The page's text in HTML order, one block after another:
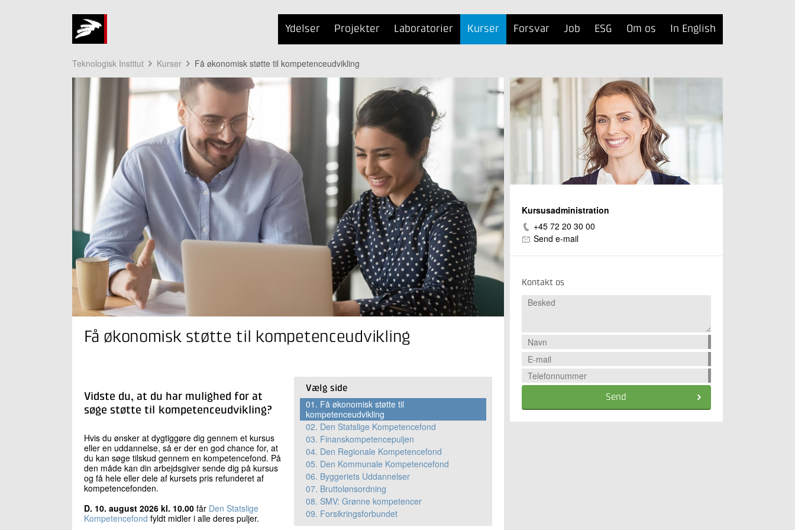
Ydelser Projekter Laboratorier Kurser Forsvar Job ESG Om os In English
Teknologisk Institut Kurser Få økonomisk støtte til kompetenceudvikling
Få økonomisk støtte til kompetenceudvikling
Vælg side
01. Få økonomisk støtte til
kompetenceudvikling
02. Den Statslige Kompetencefond
03. Finanskompetencepuljen
04. Den Regionale Kompetencefond
05. Den Kommunale Kompetencefond
06. Byggeriets Uddannelser
07. Bruttolønsordning
08. SMV: Grønne kompetencer
09. Forsikringsforbundet
Vidste du, at du har mulighed for at
søge støtte til kompetenceudvikling?
Hvis du ønsker at dygtiggøre dig gennem et kursus
eller en uddannelse, så er der en god chance for, at
du kan søge tilskud gennem en kompetencefond. På
den måde kan din arbejdsgiver sende dig på kursus
og få hele eller dele af kursets pris refunderet af
kompetencefonden.
D. 10. august 2026 kl. 10.00 får Den Statslige
Kompetencefond fyldt midler i alle deres puljer.
Kursusadministration
+45 72 20 30 00
Send e-mail
Kontakt os
Send